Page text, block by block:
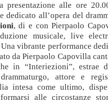
presentazione alle ore
dedicato all’opera del
, di e con Pierpaolo
musicale, live
vibrante performance
da Pierpaolo Capovilla
in “Interiezioni”, estrae
attore e
intesa come ultimo,
alle circostanze